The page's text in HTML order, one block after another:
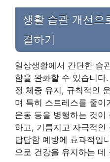
생활 습관 개선으
결하기
일상생활에서 간단한 습
함을 완화할 수 있습니다
정 체중 유지, 규칙적인
며 특히 스트레스를 줄
운동 등을 병행하는 것이
하고, 기름지고 자극적인
답답함 예방에 효과적입
으로 건강을 유지하는 데